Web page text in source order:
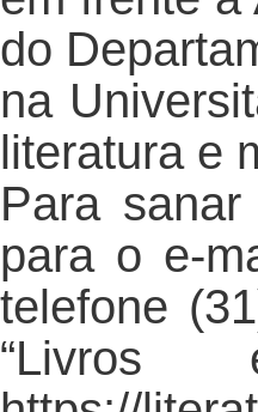
do
na
literatura e
Para
para o e-
telefone